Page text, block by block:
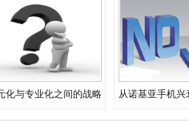
化与专业化之间的战略
从诺基亚手机兴